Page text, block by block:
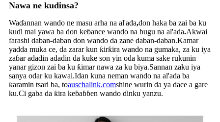
Nawa ne kudinsa?
Waɗannan wando ne masu arha na al'ada,don haka ba zai ba ku
kuɗi mai yawa ba don keɓance wando na bugu na al'ada.Akwai
farashi daban-daban don wando da zane daban-daban.Kamar
yadda muka ce, da zarar kun ƙirƙira wando na gumaka, za ku iya
zaɓar adadin adadin da kuke son yin oda kuma sake rukunin
yanar gizon zai ba ku ƙimar nawa za ku biya.Sannan zaku iya
sanya odar ku kawai.Idan kuna neman wando na al'ada ba
ƙaramin tsari ba, toauschalink.comshine wurin da ya dace a gare
ku.Ci gaba da ƙira keɓaɓɓen wando ɗinku yanzu.